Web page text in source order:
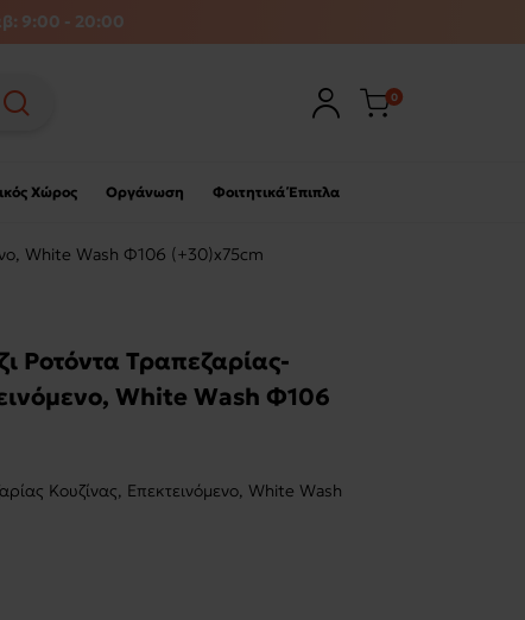
9:00 - 20:00
0
Χώρος Οργάνωση Φοιτητικά Έπιπλα
White Wash Φ106 (+30)x75cm
Ροτόντα Τραπεζαρίας-
White Wash Φ106
Κουζίνας, Επεκτεινόμενο, White Wash